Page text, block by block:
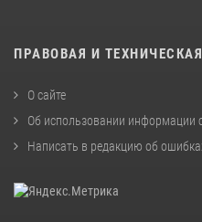
ПРАВОВАЯ И
О сайте
Об использовании информации
Написать в редакцию об